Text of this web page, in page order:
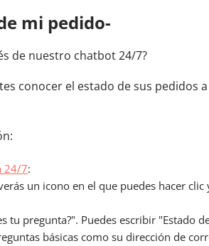
mi pedido-
de nuestro chatbot 24/7?
conocer el estado de sus pedidos
24/7:
un icono en el que puedes hacer
tu pregunta?". Puedes escribir "Estado
básicas como su dirección de